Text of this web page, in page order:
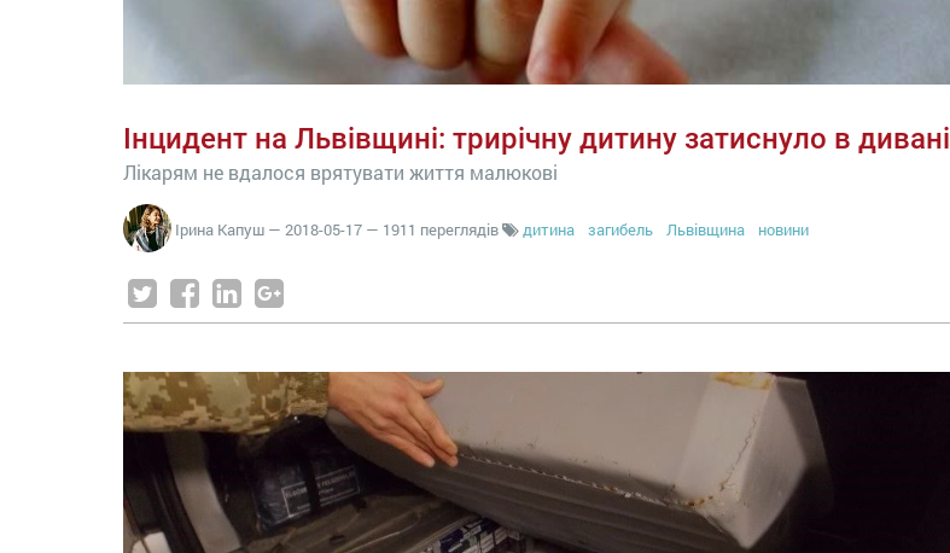
Інцидент на Львівщині: трирічну дитину затиснуло в дивані
Лікарям не вдалося врятувати життя малюкові
Ірина Капуш — 2018-05-17 — 1911 переглядів дитина загибель Львівщина новини